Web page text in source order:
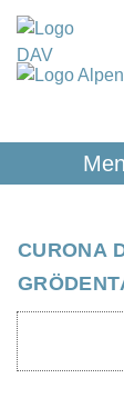
CURONA